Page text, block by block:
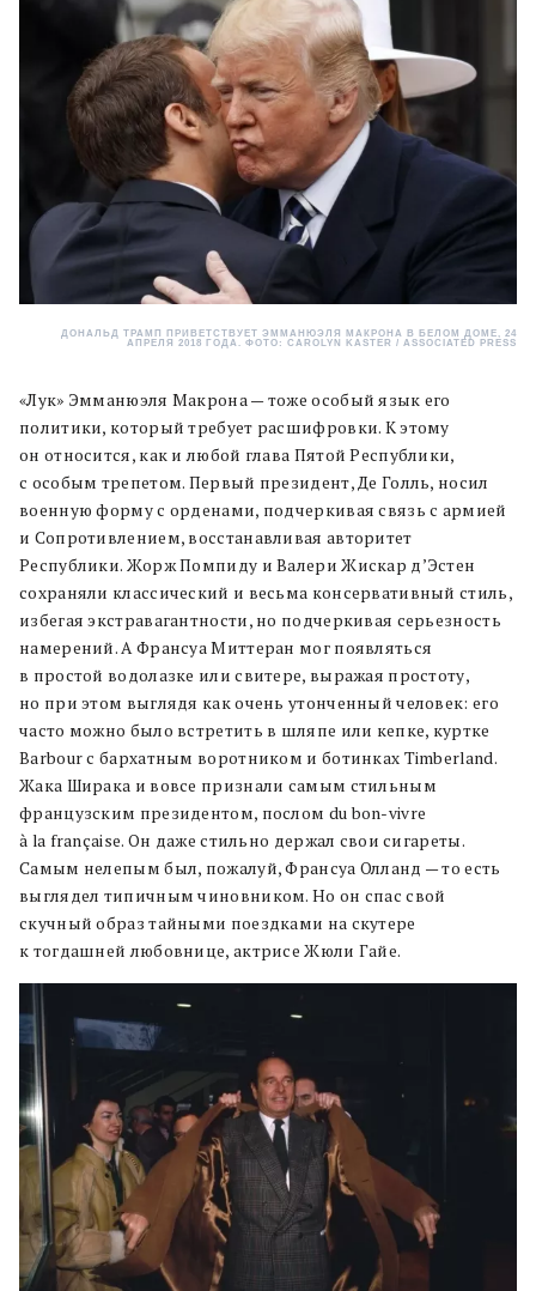
ДОНАЛЬД ТРАМП ПРИВЕТСТВУЕТ ЭММАНЮЭЛЯ МАКРОНА В БЕЛОМ ДОМЕ, 24
АПРЕЛЯ 2018 ГОДА. ФОТО: CAROLYN KASTER / ASSOCIATED PRESS
«Лук» Эмманюэля Макрона — тоже особый язык его
политики, который требует расшифровки. К этому
он относится, как и любой глава Пятой Республики,
с особым трепетом. Первый президент, Де Голль, носил
военную форму с орденами, подчеркивая связь с армией
и Сопротивлением, восстанавливая авторитет
Республики. Жорж Помпиду и Валери Жискар д’Эстен
сохраняли классический и весьма консервативный стиль,
избегая экстравагантности, но подчеркивая серьезность
намерений. А Франсуа Миттеран мог появляться
в простой водолазке или свитере, выражая простоту,
но при этом выглядя как очень утонченный человек: его
часто можно было встретить в шляпе или кепке, куртке
Barbour с бархатным воротником и ботинках Timberland.
Жака Ширака и вовсе признали самым стильным
французским президентом, послом du bon-vivre
à la française. Он даже стильно держал свои сигареты.
Самым нелепым был, пожалуй, Франсуа Олланд — то есть
выглядел типичным чиновником. Но он спас свой
скучный образ тайными поездками на скутере
к тогдашней любовнице, актрисе Жюли Гайе.